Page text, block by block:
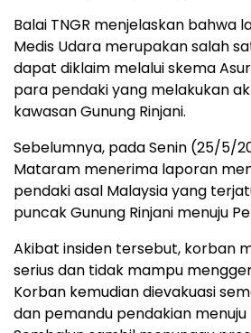
Balai TNGR menjelaskan bahwa
Medis Udara merupakan salah
dapat diklaim melalui skema
para pendaki yang melakukan
kawasan Gunung Rinjani.
Sebelumnya, pada Senin (25/5/
Mataram menerima laporan
pendaki asal Malaysia yang
puncak Gunung Rinjani menuju
Akibat insiden tersebut, korban
serius dan tidak mampu
Korban kemudian dievakuasi
dan pemandu pendakian menuju